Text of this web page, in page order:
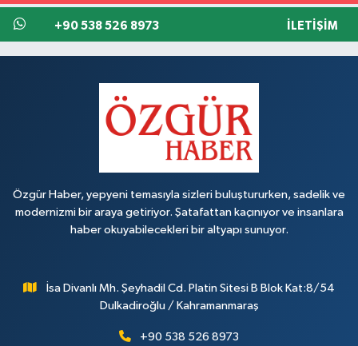
+90 538 526 8973 İLETIŞIM
Özgür Haber, yepyeni temasıyla sizleri buluştururken, sadelik ve
modernizmi bir araya getiriyor. Şatafattan kaçınıyor ve insanlara
haber okuyabilecekleri bir altyapı sunuyor.
İsa Divanlı Mh. Şeyhadil Cd. Platin Sitesi B Blok Kat:8/54
Dulkadiroğlu / Kahramanmaraş
+90 538 526 8973